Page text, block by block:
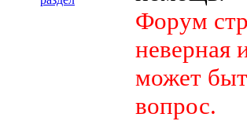
Форум
неверная
может
вопрос.